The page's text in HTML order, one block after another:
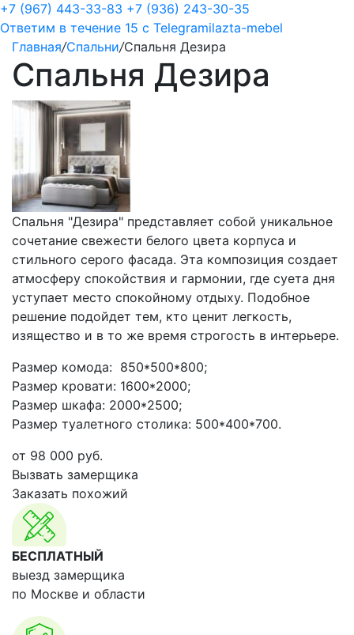
+7 (967) 443-33-83 +7 (936) 243-30-35
Ответим в течение 15 с Telegramilazta-mebel
Главная/Спальни/Спальня Дезира
Спальня Дезира
Спальня "Дезира" представляет собой уникальное
сочетание свежести белого цвета корпуса и
стильного серого фасада. Эта композиция создает
атмосферу спокойствия и гармонии, где суета дня
уступает место спокойному отдыху. Подобное
решение подойдет тем, кто ценит легкость,
изящество и в то же время строгость в интерьере.
Размер комода: 850*500*800;
Размер кровати: 1600*2000;
Размер шкафа: 2000*2500;
Размер туалетного столика: 500*400*700.
от 98 000 руб.
Вызвать замерщика
Заказать похожий
БЕСПЛАТНЫЙ
выезд замерщика
по Москве и области